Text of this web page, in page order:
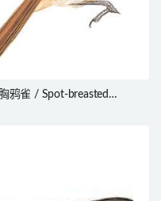
鸦雀 / Spot-breasted